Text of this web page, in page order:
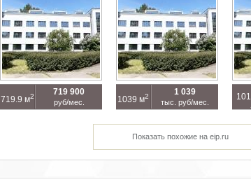
719.9 м2 719 900
руб/мес. 1039 м2 1 039
тыс. руб/мес.
м
Показать похожие на eip.ru